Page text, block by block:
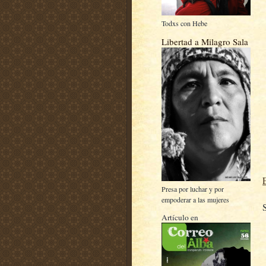
Todxs con Hebe
Libertad a Milagro Sala
Presa por luchar y por
empoderar a las mujeres
Artículo en